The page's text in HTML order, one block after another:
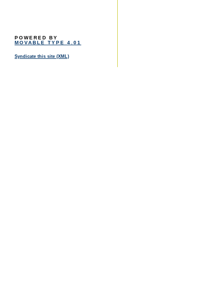
POWERED BY
MOVABLE TYPE 4.01
Syndicate this site (XML)